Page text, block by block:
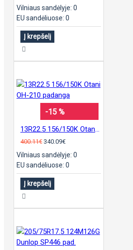
Vilniaus sandėlyje: 0
EU sandėliuose: 0
Į krepšelį
-15 %
13R22.5 156/150K Otani OH-210 padanga
400.11€ 340.09€
Vilniaus sandėlyje: 0
EU sandėliuose: 0
Į krepšelį